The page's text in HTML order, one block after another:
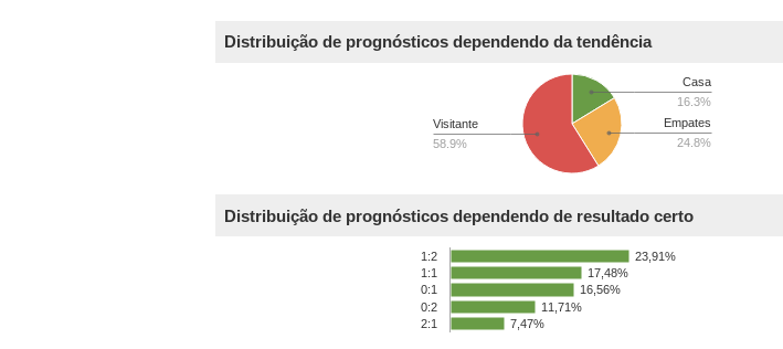
Distribuição de prognósticos dependendo da tendência
Casa
16.3%
Empates
24.8%
Visitante
58.9%
Distribuição de prognósticos dependendo de resultado certo
1:2
1:1
0:1
0:2
2:1
23,91%
17,48%
16,56%
11,71%
7,47%